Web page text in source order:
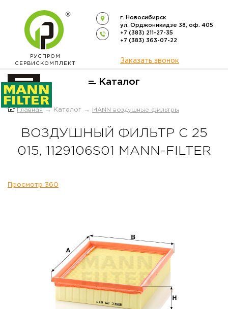
РУСПРОМ
СЕРВИСКОМПЛЕКТ
г. Новосибирск
ул. Орджоникидзе 38, оф. 405
+7 (383) 211-27-35
+7 (383) 363-07-22
Заказать звонок
Каталог
ОФИЦИАЛЬНЫЙ ДИСТРИБЬЮТОР
Главная → Каталог → MANN воздушные фильтры
ВОЗДУШНЫЙ ФИЛЬТР C 25
015, 1129106S01 MANN-FILTER
Просмотр 360